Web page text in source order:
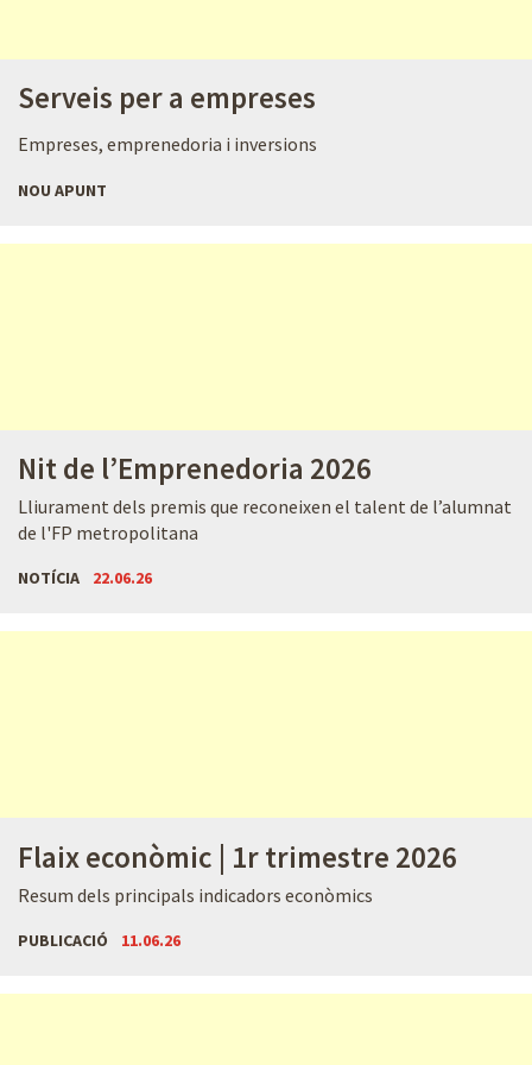
Serveis per a empreses
Empreses, emprenedoria i inversions
NOU APUNT
Nit de l’Emprenedoria 2026
Lliurament dels premis que reconeixen el talent de l’alumnat
de l'FP metropolitana
NOTÍCIA 22.06.26
Flaix econòmic | 1r trimestre 2026
Resum dels principals indicadors econòmics
PUBLICACIÓ 11.06.26